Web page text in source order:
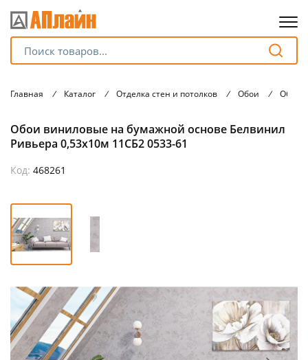
Главная / Каталог / Отделка стен и потолков / Обои / Обои
Обои виниловые на бумажной основе Белвинил
Ривьера 0,53х10м 11СБ2 0533-61
Код: 468261
оплатуна части
без переплат
График платежей
Сегодня
25%
Добавляйте товары
в корзину